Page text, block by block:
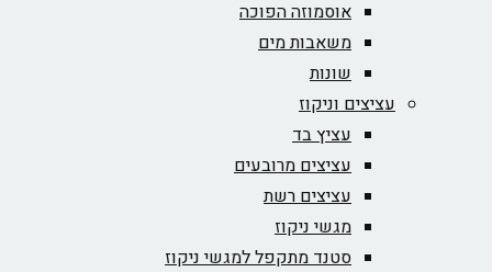
אוסמוזה הפוכה
משאבות מים
עציצים וניקוז
עציץ בד
עציצים מרובעים
עציצים רשת
מגשי ניקוז
סטנד מתקפל למגשי ניקוז